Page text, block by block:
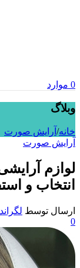
0 موارد
وبلاگ
خانه/ آرایش صورت
آرایش صورت
لوازم
انتخاب و
ارسال توسط لگراند
0